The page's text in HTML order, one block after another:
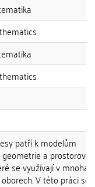
patří k modelům
a prostorové
se využívají v mnoha
V této práci se